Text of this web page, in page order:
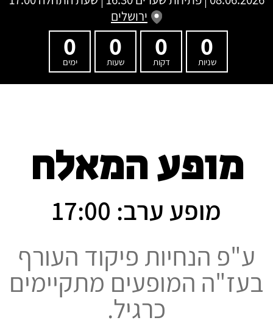
ירושלים
0
שניות
0
דקות
0
שעות
0
ימים
מופע המאלח
מופע ערב: 17:00
ע"פ הנחיות פיקוד העורף
בעז"ה המופעים מתקיימים
כרגיל.